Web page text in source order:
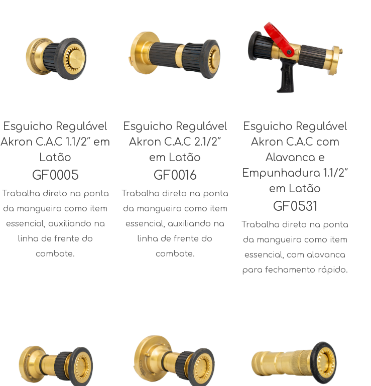
Esguicho Regulável
Akron C.A.C 1.1/2″ em
Latão
GF0005
Trabalha direto na ponta
da mangueira como item
essencial, auxiliando na
linha de frente do
combate.
Esguicho Regulável
Akron C.A.C 2.1/2″
em Latão
GF0016
Trabalha direto na ponta
da mangueira como item
essencial, auxiliando na
linha de frente do
combate.
Esguicho Regulável
Akron C.A.C com
Alavanca e
Empunhadura 1.1/2″
em Latão
GF0531
Trabalha direto na ponta
da mangueira como item
essencial, com alavanca
para fechamento rápido.